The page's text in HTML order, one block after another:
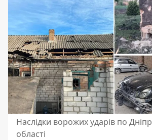
Наслідки ворожих ударів по
області